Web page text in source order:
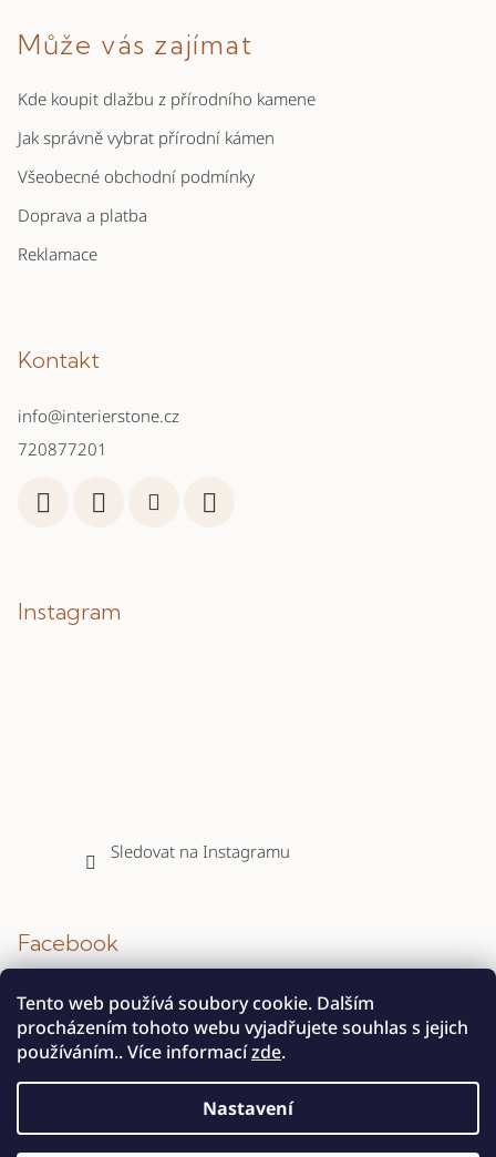
Tento web používá soubory cookie. Dalším
procházením tohoto webu vyjadřujete souhlas s jejich
používáním.. Více informacízde.
Nastavení
Může vás zajímat
Kde koupit dlažbu z přírodního kamene
Jak správně vybrat přírodní kámen
Všeobecné obchodní podmínky
Doprava a platba
Reklamace
Kontakt
info@interierstone.cz
720877201
Instagram
Sledovat na Instagramu
Facebook
Copyright 2026INTERIER STONE s.r.o.. Všechna práva